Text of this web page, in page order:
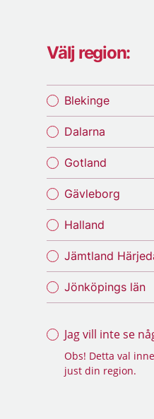
Välj region:
Blekinge
Dalarna
Gotland
Gävleborg
Halland
Jämtland
Jönköpings län
Jag vill inte se
Obs! Detta val
just din region.